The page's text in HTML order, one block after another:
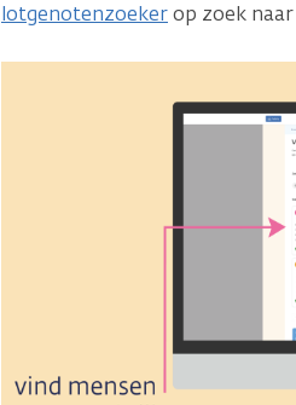
lotgenotenzoekerop zoek